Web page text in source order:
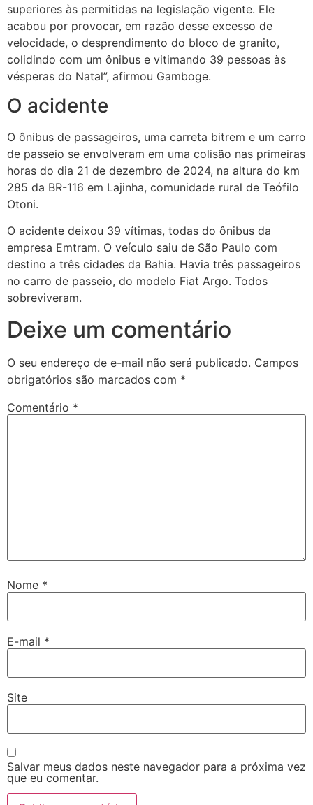
superiores às permitidas na legislação vigente. Ele
acabou por provocar, em razão desse excesso de
velocidade, o desprendimento do bloco de granito,
colidindo com um ônibus e vitimando 39 pessoas às
vésperas do Natal”, afirmou Gamboge.
O acidente
O ônibus de passageiros, uma carreta bitrem e um carro
de passeio se envolveram em uma colisão nas primeiras
horas do dia 21 de dezembro de 2024, na altura do km
285 da BR-116 em Lajinha, comunidade rural de Teófilo
Otoni.
O acidente deixou 39 vítimas, todas do ônibus da
empresa Emtram. O veículo saiu de São Paulo com
destino a três cidades da Bahia. Havia três passageiros
no carro de passeio, do modelo Fiat Argo. Todos
sobreviveram.
Deixe um comentário
O seu endereço de e-mail não será publicado. Campos
obrigatórios são marcados com *
Comentário *
Nome *
E-mail *
Site
Salvar meus dados neste navegador para a próxima vez
que eu comentar.